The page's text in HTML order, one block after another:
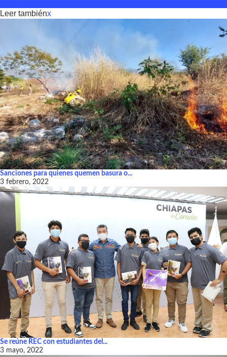
Leer tambiénx
Sanciones para quienes quemen basura o...
3 febrero, 2022
Se reúne REC con estudiantes del...
3 mayo, 2022